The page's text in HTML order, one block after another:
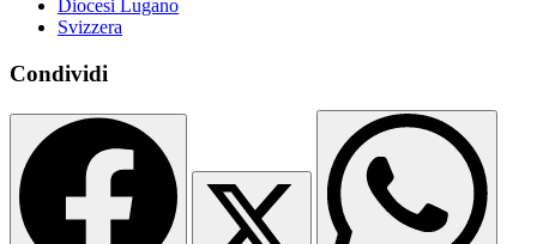
Diocesi Lugano
Svizzera
Condividi